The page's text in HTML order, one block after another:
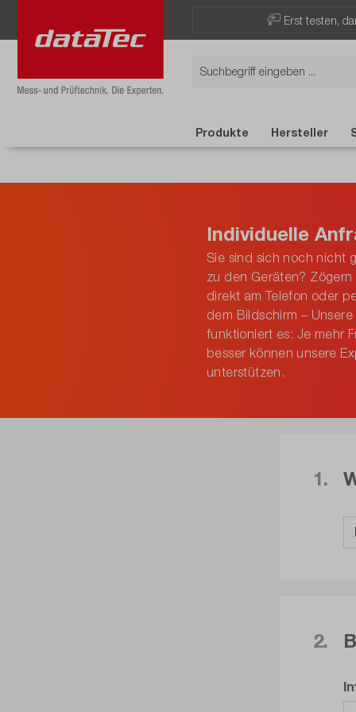
Erst testen,
Produkte Hersteller
Individuelle
Sie sind sich noch nicht
zu den Geräten?
direkt am Telefon oder
dem Bildschirm –
funktioniert es: Je mehr
besser können unsere
unterstützen.
1.
2.